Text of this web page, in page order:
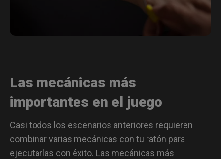
Las mecánicas más
importantes en el juego
Casi todos los escenarios anteriores requieren
combinar varias mecánicas con tu ratón para
ejecutarlas con éxito. Las mecánicas más